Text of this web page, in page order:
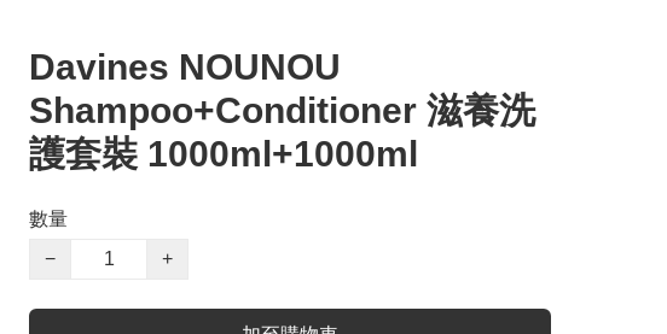
Davines NOUNOU
Shampoo+Conditioner 滋養洗
護套裝 1000ml+1000ml
數量
−
+